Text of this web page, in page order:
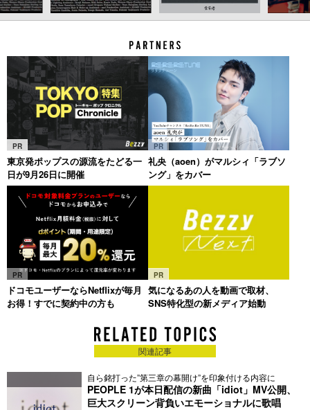
PR
東京発ポップスの源流をたどる一
日が9月26日に開催
PR
礼央（aoen）がマルシィ「ラブソ
ング」をカバー
PR
ドコモユーザーならNetflixが毎月
お得！すでに契約中の方も
PR
気になるあの人を動画で取材、
SNS特化型の新メディア始動
関連記事
自ら銘打った”第三章の幕開け”を印象付ける内容に
PEOPLE 1が本日配信の新曲「idiot」MV公開、
巨大スクリーン背負いエモーショナルに歌唱